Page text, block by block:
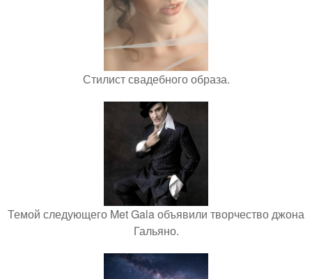
Стилист свадебного образа.
Темой следующего Met Gala объявили творчество джона
Гальяно.